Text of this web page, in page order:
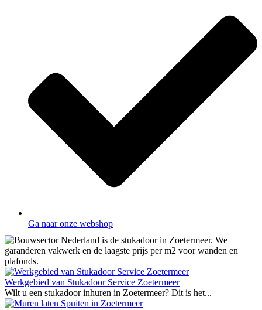
Ga naar onze webshop
Werkgebied van Stukadoor Service Zoetermeer
Wilt u een stukadoor inhuren in Zoetermeer? Dit is het...